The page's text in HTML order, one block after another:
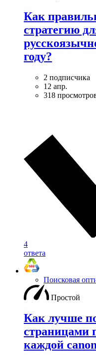
Как
стратегию
году?
2 подписчика
12 апр.
318
4
ответа
Поисковая
Простой
Как лучше
страницами
каждой